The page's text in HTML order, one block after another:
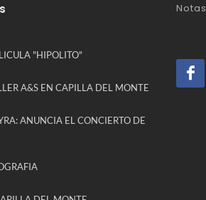
"HIPOLITO"
A&S EN CAPILLA DEL MONTE
ANUNCIA EL CONCIERTO DE
Notas